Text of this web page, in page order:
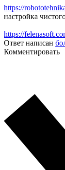
https://
настройка
https://
Ответ написан
Комментировать